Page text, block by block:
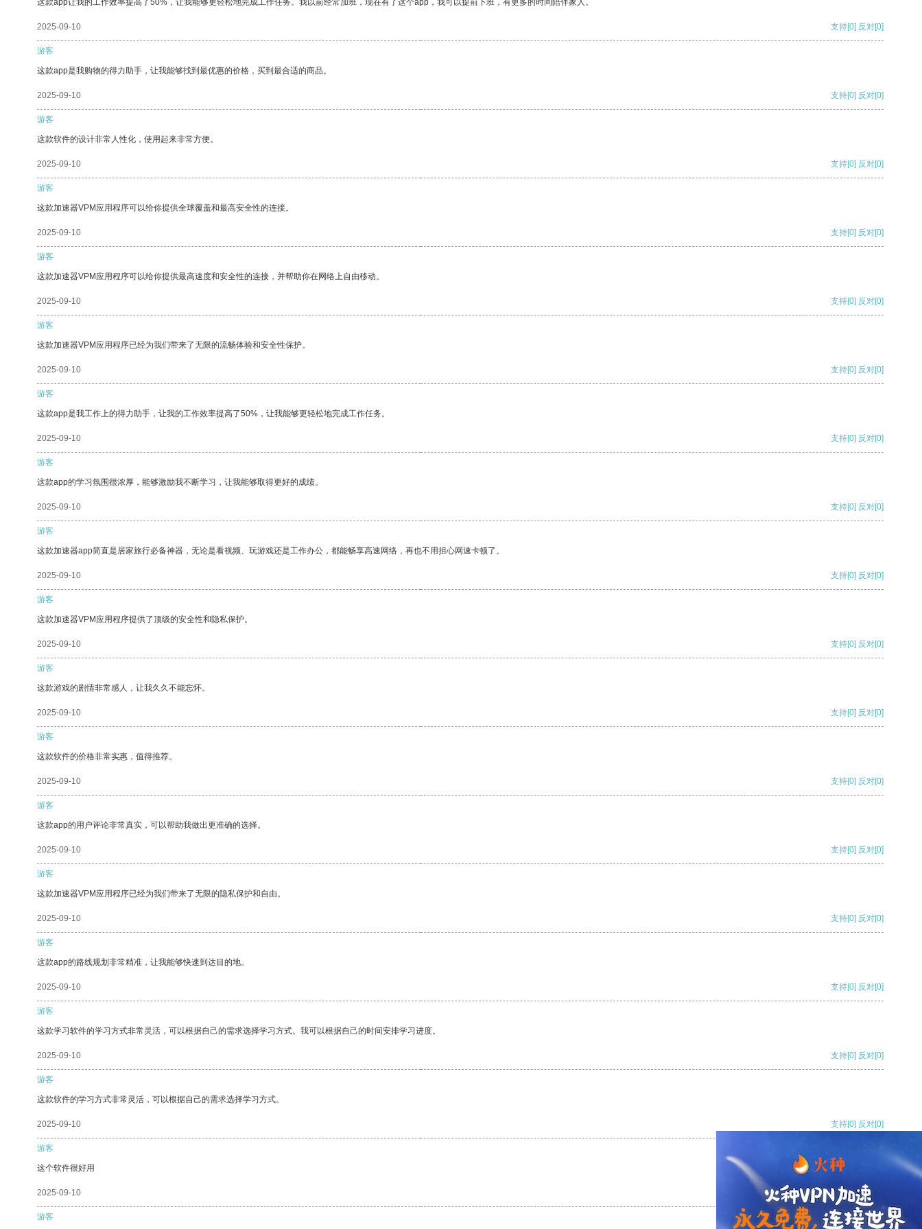
这款app让我的工作效率提高了50%，让我能够更轻松地完成工作任务。我以前经常加班，现在有了这个app，我可以提前下班，有更多的时间陪伴家人。
2025-09-10 支持[0] 反对[0]
游客
这款app是我购物的得力助手，让我能够找到最优惠的价格，买到最合适的商品。
2025-09-10 支持[0] 反对[0]
游客
这款软件的设计非常人性化，使用起来非常方便。
2025-09-10 支持[0] 反对[0]
游客
这款加速器VPM应用程序可以给你提供全球覆盖和最高安全性的连接。
2025-09-10 支持[0] 反对[0]
游客
这款加速器VPM应用程序可以给你提供最高速度和安全性的连接，并帮助你在网络上自由移动。
2025-09-10 支持[0] 反对[0]
游客
这款加速器VPM应用程序已经为我们带来了无限的流畅体验和安全性保护。
2025-09-10 支持[0] 反对[0]
游客
这款app是我工作上的得力助手，让我的工作效率提高了50%，让我能够更轻松地完成工作任务。
2025-09-10 支持[0] 反对[0]
游客
这款app的学习氛围很浓厚，能够激励我不断学习，让我能够取得更好的成绩。
2025-09-10 支持[0] 反对[0]
游客
这款加速器app简直是居家旅行必备神器，无论是看视频、玩游戏还是工作办公，都能畅享高速网络，再也不用担心网速卡顿了。
2025-09-10 支持[0] 反对[0]
游客
这款加速器VPM应用程序提供了顶级的安全性和隐私保护。
2025-09-10 支持[0] 反对[0]
游客
这款游戏的剧情非常感人，让我久久不能忘怀。
2025-09-10 支持[0] 反对[0]
游客
这款软件的价格非常实惠，值得推荐。
2025-09-10 支持[0] 反对[0]
游客
这款app的用户评论非常真实，可以帮助我做出更准确的选择。
2025-09-10 支持[0] 反对[0]
游客
这款加速器VPM应用程序已经为我们带来了无限的隐私保护和自由。
2025-09-10 支持[0] 反对[0]
游客
这款app的路线规划非常精准，让我能够快速到达目的地。
2025-09-10 支持[0] 反对[0]
游客
这款学习软件的学习方式非常灵活，可以根据自己的需求选择学习方式。我可以根据自己的时间安排学习进度。
2025-09-10 支持[0] 反对[0]
游客
这款软件的学习方式非常灵活，可以根据自己的需求选择学习方式。
2025-09-10 支持[0] 反对[0]
游客
这个软件很好用
2025-09-10 支持[0] 反对
游客